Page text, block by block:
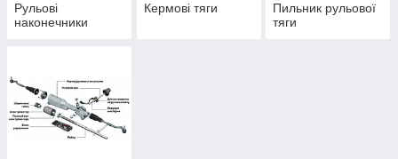
Рульові
наконечники
Кермові тяги
Пильник рульової
тяги